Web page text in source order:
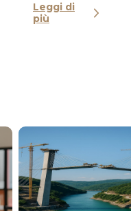
Leggi di
più
trasforma il
recruiting con
la
e nCore HR